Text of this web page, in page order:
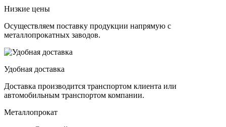
Низкие цены
Осуществляем поставку продукции напрямую с
металлопрокатных заводов.
Удобная доставка
Доставка производится транспортом клиента или
автомобильным транспортом компании.
Металлопрокат